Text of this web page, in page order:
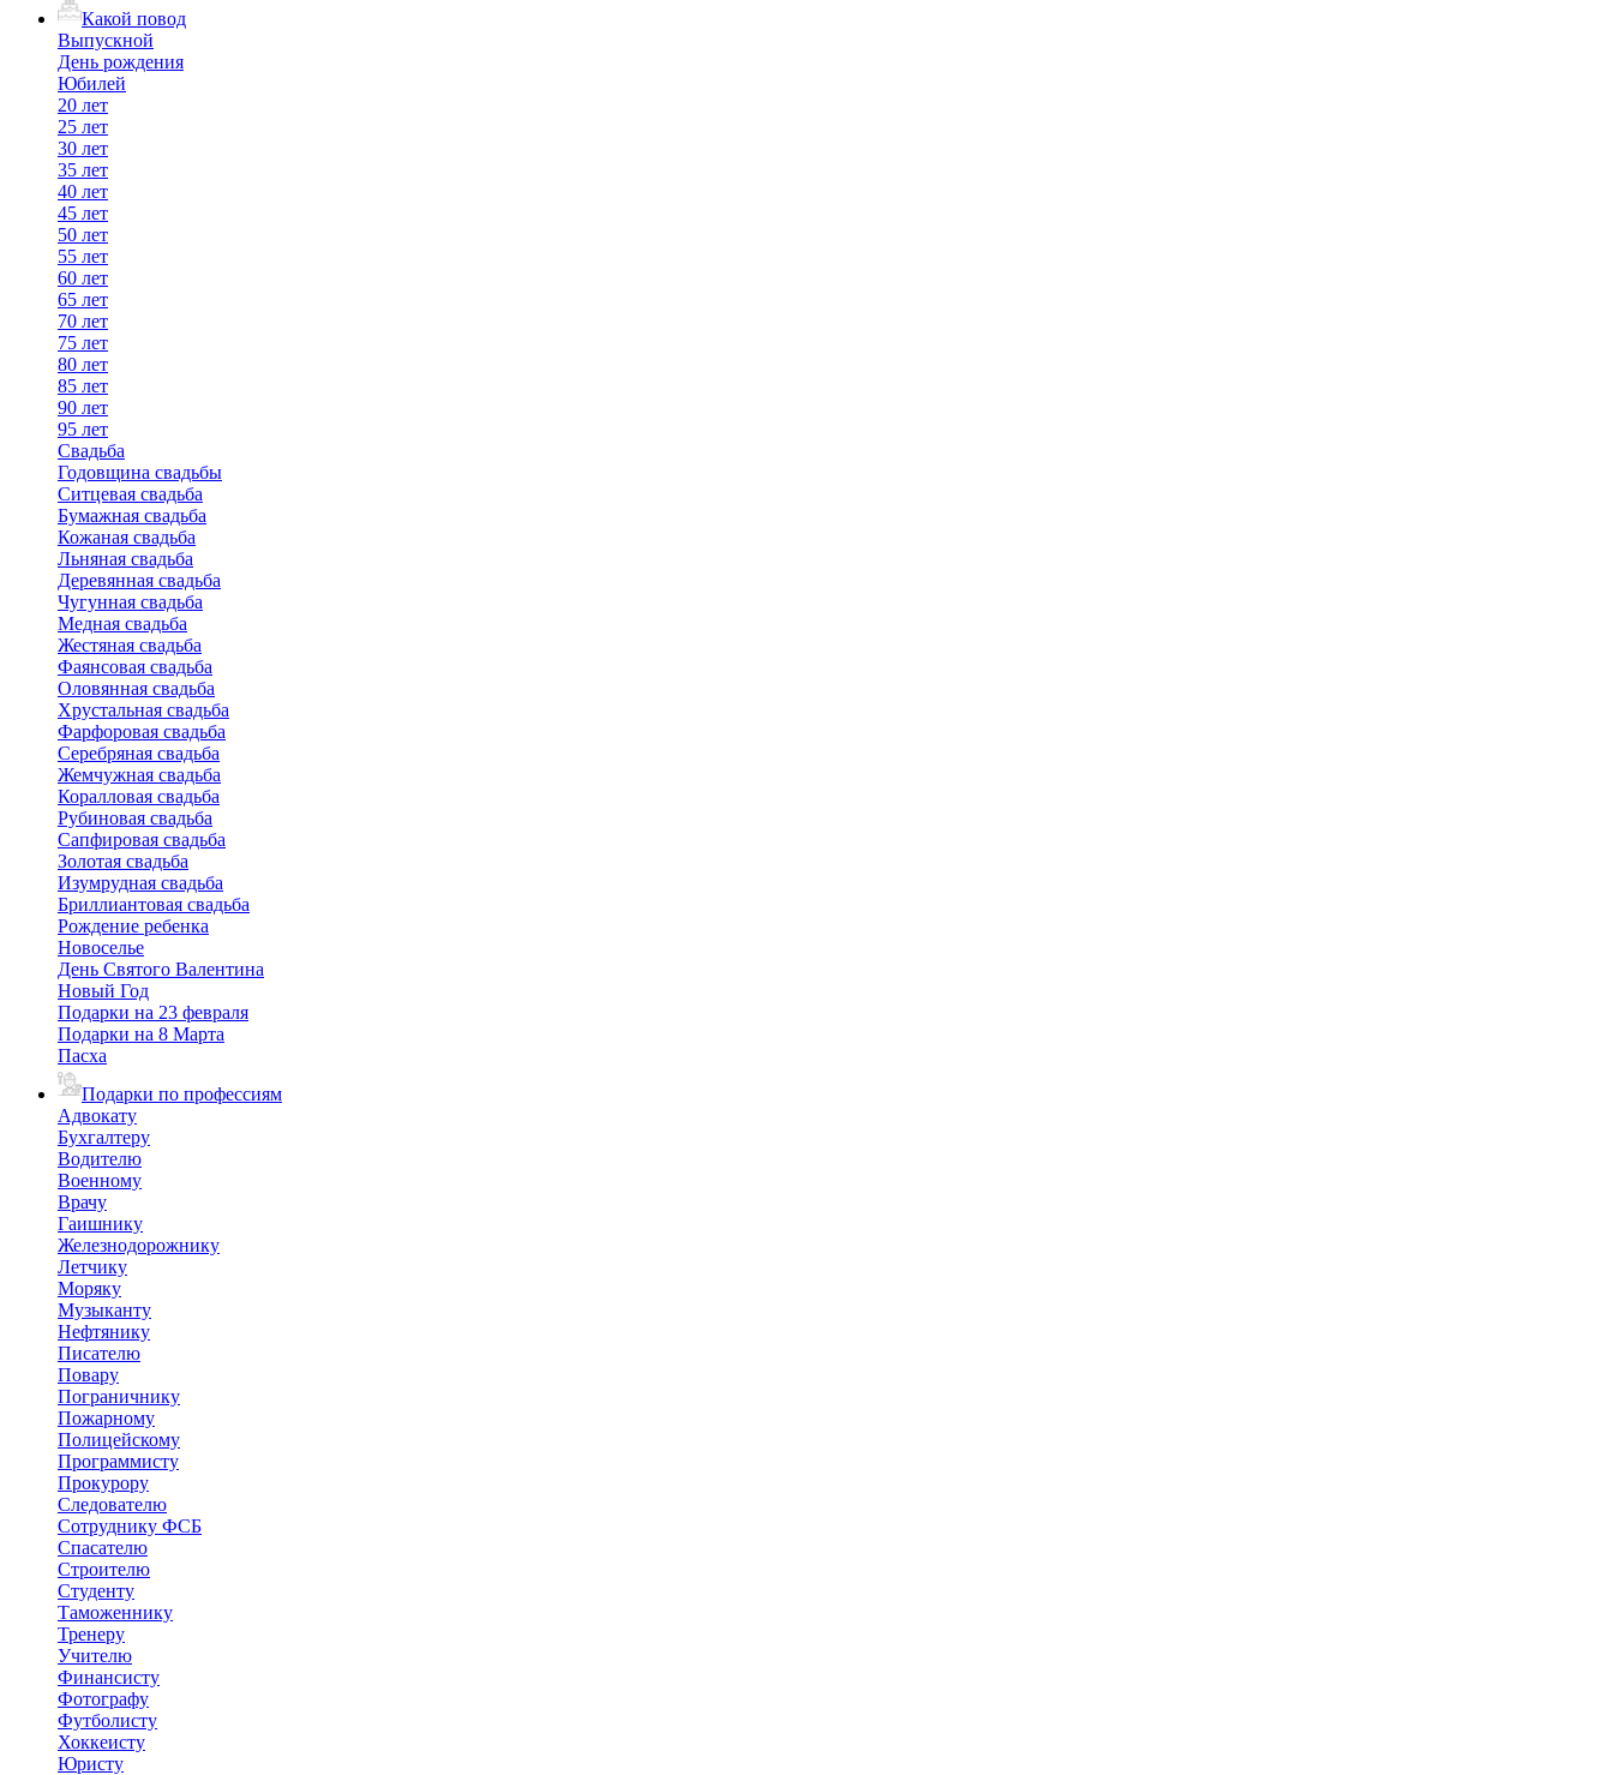
Какой повод
Выпускной
День рождения
Юбилей
20 лет
25 лет
30 лет
35 лет
40 лет
45 лет
50 лет
55 лет
60 лет
65 лет
70 лет
75 лет
80 лет
85 лет
90 лет
95 лет
Свадьба
Годовщина свадьбы
Ситцевая свадьба
Бумажная свадьба
Кожаная свадьба
Льняная свадьба
Деревянная свадьба
Чугунная свадьба
Медная свадьба
Жестяная свадьба
Фаянсовая свадьба
Оловянная свадьба
Хрустальная свадьба
Фарфоровая свадьба
Серебряная свадьба
Жемчужная свадьба
Коралловая свадьба
Рубиновая свадьба
Сапфировая свадьба
Золотая свадьба
Изумрудная свадьба
Бриллиантовая свадьба
Рождение ребенка
Новоселье
День Святого Валентина
Новый Год
Подарки на 23 февраля
Подарки на 8 Марта
Пасха
Подарки по профессиям
Адвокату
Бухгалтеру
Водителю
Военному
Врачу
Гаишнику
Железнодорожнику
Летчику
Моряку
Музыканту
Нефтянику
Писателю
Повару
Пограничнику
Пожарному
Полицейскому
Программисту
Прокурору
Следователю
Сотруднику ФСБ
Спасателю
Строителю
Студенту
Таможеннику
Тренеру
Учителю
Финансисту
Фотографу
Футболисту
Хоккеисту
Юристу